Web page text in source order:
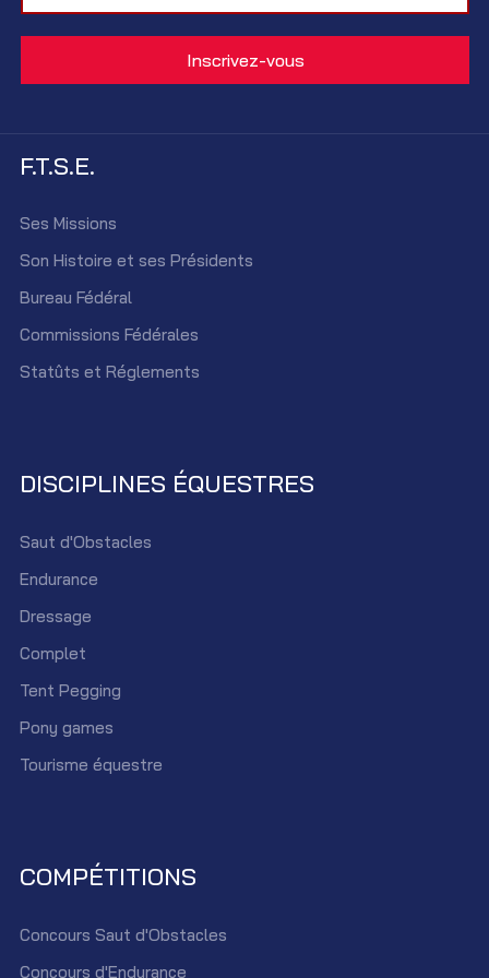
F.T.S.E.
Ses Missions
Son Histoire et ses Présidents
Bureau Fédéral
Commissions Fédérales
Statûts et Réglements
DISCIPLINES ÉQUESTRES
Saut d'Obstacles
Endurance
Dressage
Complet
Tent Pegging
Pony games
Tourisme équestre
COMPÉTITIONS
Concours Saut d'Obstacles
Concours d'Endurance